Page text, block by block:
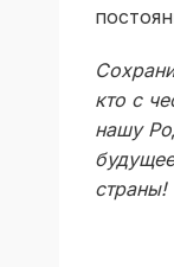
кто с
нашу
страны!